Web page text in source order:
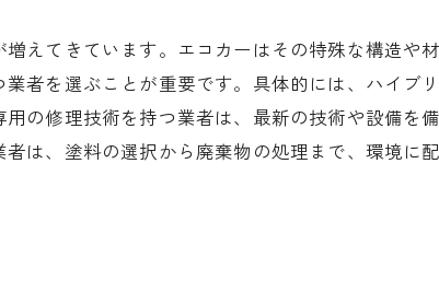
提供する業者
えた業者
た業者の選び方
に基づくガイド
えてきています。エコカーはその特殊な構造や
者を選ぶことが重要です。具体的には、ハイブ
の修理技術を持つ業者は、最新の技術や設備を
は、塗料の選択から廃棄物の処理まで、環境に